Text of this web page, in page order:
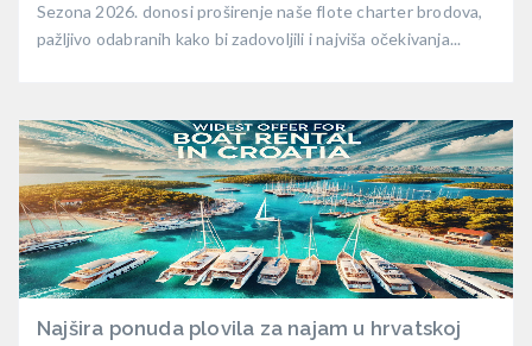
Sezona 2026. donosi proširenje naše flote charter brodova,
pažljivo odabranih kako bi zadovoljili i najviša očekivanja...
Najšira ponuda plovila za najam u hrvatskoj